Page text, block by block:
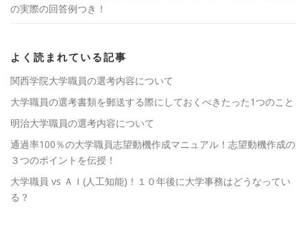
の実際の回答例つき！
よく読まれている記事
関西学院大学職員の選考内容について
大学職員の選考書類を郵送する際にしておくべきたった1つのこと
明治大学職員の選考内容について
通過率100％の大学職員志望動機作成マニュアル！志望動機作成の
３つのポイントを伝授！
大学職員 vs ＡＩ(人工知能)！１０年後に大学事務はどうなってい
る？